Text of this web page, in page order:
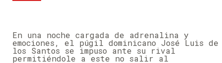
En una noche cargada de adrenalina y
emociones, el púgil dominicano José Luis de
los Santos se impuso ante su rival
permitiéndole a este no salir al